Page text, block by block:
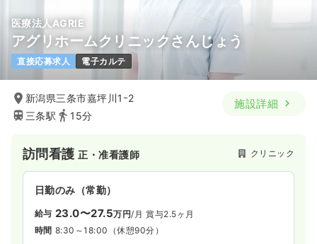
医療法人AGRIE
アグリホームクリニックさんじょう
直接応募求人 電子カルテ
新潟県三条市嘉坪川1ｰ2
三条駅
15分
施設詳細
訪問看護正・准看護師 クリニック
日勤のみ（常勤）
給与 23.0〜27.5万円/月 賞与2.5ヶ月
時間 8:30～18:00 （休憩90分）